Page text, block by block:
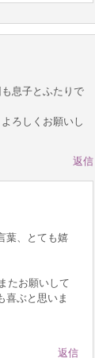
息子とふたりで
ろしくお願いし
返信
葉、とても嬉
たお願いして
喜ぶと思いま
返信